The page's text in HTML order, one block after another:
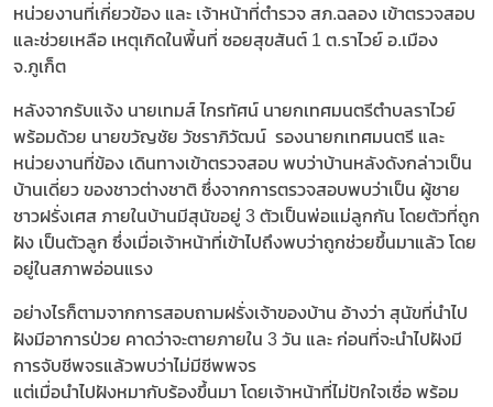
หน่วยงานที่เกี่ยวข้อง และ เจ้าหน้าที่ตำรวจ สภ.ฉลอง เข้าตรวจสอบ
และช่วยเหลือ เหตุเกิดในพื้นที่ ซอยสุขสันต์ 1 ต.ราไวย์ อ.เมือง
จ.ภูเก็ต
หลังจากรับแจ้ง นายเทมส์ ไกรทัศน์ นายกเทศมนตรีตำบลราไวย์
พร้อมด้วย นายขวัญชัย วัชราภิวัฒน์ รองนายกเทศมนตรี และ
หน่วยงานที่ข้อง เดินทางเข้าตรวจสอบ พบว่าบ้านหลังดังกล่าวเป็น
บ้านเดี่ยว ของชาวต่างชาติ ซึ่งจากการตรวจสอบพบว่าเป็น ผู้ชาย
ชาวฝรั่งเศส ภายในบ้านมีสุนัขอยู่ 3 ตัวเป็นพ่อแม่ลูกกัน โดยตัวที่ถูก
ฝัง เป็นตัวลูก ซึ่งเมื่อเจ้าหน้าที่เข้าไปถึงพบว่าถูกช่วยขึ้นมาแล้ว โดย
อยู่ในสภาพอ่อนแรง
อย่างไรก็ตามจากการสอบถามฝรั่งเจ้าของบ้าน อ้างว่า สุนัขที่นำไป
ฝังมีอาการป่วย คาดว่าจะตายภายใน 3 วัน และ ก่อนที่จะนำไปฝังมี
การจับชีพจรแล้วพบว่าไม่มีชีพพจร
แต่เมื่อนำไปฝังหมากับร้องขึ้นมา โดยเจ้าหน้าที่ไม่ปักใจเชื่อ พร้อม